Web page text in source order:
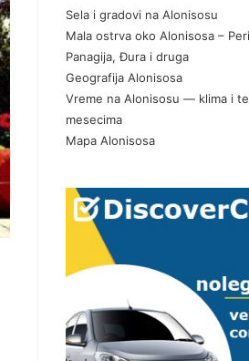
Sela i gradovi na Alonisosu
Mala ostrva oko Alonisosa –
Panagija, Đura i druga
Geografija Alonisosa
Vreme na Alonisosu — klima i
mesecima
Mapa Alonisosa